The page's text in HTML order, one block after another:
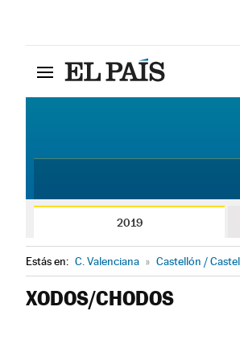
2019
Estás en: C. Valenciana » Castellón /
XODOS/CHODOS